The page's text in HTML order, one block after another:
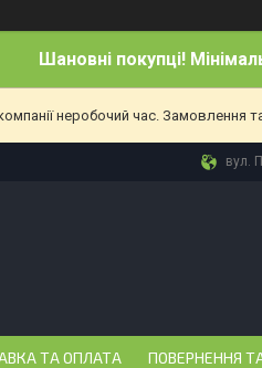
Шановні покупці!
неробочий час. Замовлення
вул.
ТА ОПЛАТА ПОВЕРНЕННЯ